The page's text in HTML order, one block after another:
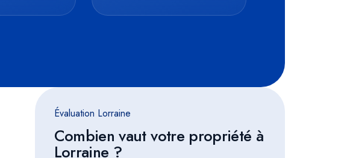
Évaluation Lorraine
Combien vaut votre propriété à
Lorraine ?